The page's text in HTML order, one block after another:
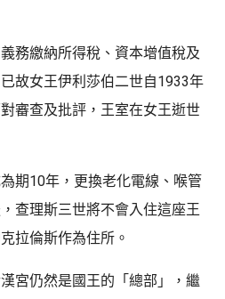
務繳納所得稅、資本增值稅及
故女王伊利莎伯二世自1933年
審查及批評，王室在女王逝世
期10年，更換老化電線、喉管
查理斯三世將不會入住這座王
拉倫斯作為住所。
宮仍然是國王的「總部」，繼